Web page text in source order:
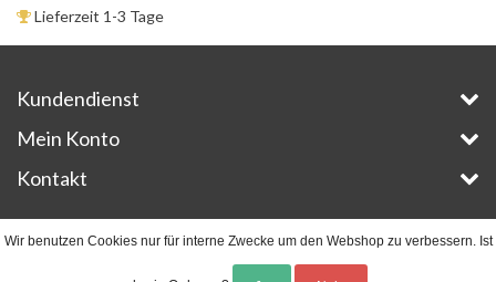
Lieferzeit 1-3 Tage
Kundendienst
Mein Konto
Kontakt
Wir benutzen Cookies nur für interne Zwecke um den Webshop zu verbessern. Ist